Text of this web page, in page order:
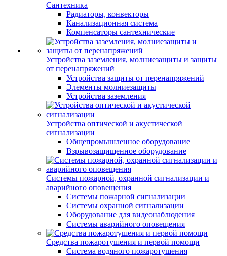
Сантехника
Радиаторы, конвекторы
Канализационная система
Компенсаторы сантехнические
Устройства заземления, молниезащиты и защиты
от перенапряжений
Устройства защиты от перенапряжений
Элементы молниезащиты
Устройства заземления
Устройства оптической и акустической
сигнализации
Общепромышленное оборудование
Взрывозащищенное оборудование
Системы пожарной, охранной сигнализации и
аварийного оповещения
Системы пожарной сигнализации
Системы охранной сигнализации
Оборудование для видеонаблюдения
Системы аварийного оповещения
Средства пожаротушения и первой помощи
Система водяного пожаротушения